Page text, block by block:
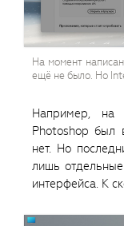
На момент
ещё не было. Но
Например, на
Photoshop
нет. Но
лишь
интерфейса. К